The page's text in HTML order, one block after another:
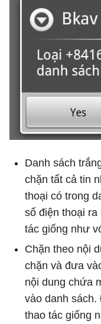
Danh sách
chặn tất cả tin
thoại có trong
số điện thoại
tác giống như
Chặn theo nội
chặn và đưa
nội dung chứa
vào danh
thao tác giống